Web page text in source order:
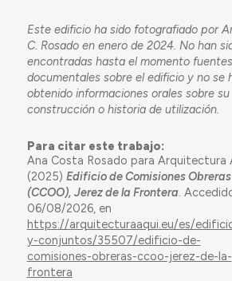
Este edificio ha sido fotografiado por
C. Rosado en enero de 2024. No han
encontradas hasta el momento fuentes
documentales sobre el edificio y no se
obtenido informaciones orales sobre su
construcción o historia de utilización.
Para citar este trabajo:
Ana Costa Rosado para Arquitectura
(2025) Edificio de Comisiones Obreras
(CCOO), Jerez de la Frontera.
06/08/2026, en
https://arquitecturaaqui.eu/es/
y-conjuntos/35507/edificio-de-
comisiones-obreras-ccoo-jerez-de-la-
frontera